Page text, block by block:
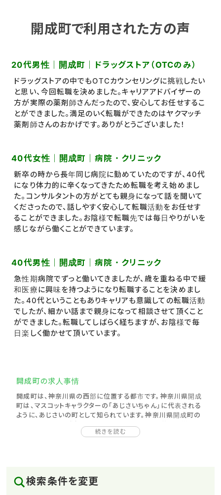
開成町で利用された方の声
20代男性｜開成町｜ドラッグストア（OTCのみ）
ドラッグストアの中でもOTCカウンセリングに挑戦したい
と思い、今回転職を決めました。キャリアアドバイザーの
方が実際の薬剤師さんだったので、安心してお任せするこ
とができました。満足のいく転職ができたのはヤクマッチ
薬剤師さんのおかげです。ありがとうございました！
40代女性｜開成町｜病院・クリニック
新卒の時から長年同じ病院に勤めていたのですが、40代
になり体力的に辛くなってきたため転職を考え始めまし
た。コンサルタントの方がとても親身になって話を聞いて
くださったので、話しやすく安心して転職活動をお任せす
ることができました。お陰様で転職先では毎日やりがいを
感じながら働くことができています。
40代男性｜開成町｜病院・クリニック
急性期病院でずっと働いてきましたが、歳を重ねる中で緩
和医療に興味を持つようになり転職することを決めまし
た。40代ということもありキャリアも意識しての転職活動
でしたが、細かい話まで親身になって相談させて頂くこと
ができました。転職してしばらく経ちますが、お陰様で毎
日楽しく働かせて頂いています。
開成町の求人事情
開成町は、神奈川県の西部に位置する都市です。神奈川県開成
町は、マスコットキャラクターの「あじさいちゃん」に代表される
ように、あじさいの町として知られています。神奈川県開成町の
のどかな風景に親しみながら暮らしやすい街並みです。神奈川
で、1年を通じてイベントも楽しめるでしょう。
日本医師会が公表している『地域医療情報システムJMAP』の
続きを読む
検索条件を変更